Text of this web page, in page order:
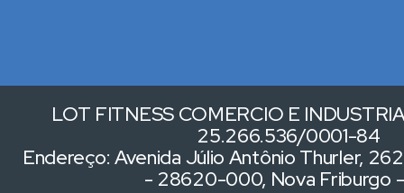
LOT FITNESS COMERCIO E
25.266.536/0001-84
Endereço: Avenida Júlio Antônio Thurler,
- 28620-000, Nova Friburgo